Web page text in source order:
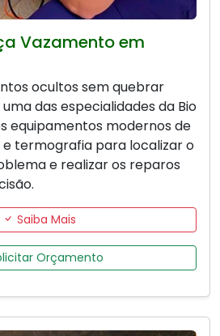
Vazamento em
ocultos sem quebrar
das especialidades da Bio
equipamentos modernos de
termografia para localizar o
e realizar os reparos
Saiba Mais
Orçamento